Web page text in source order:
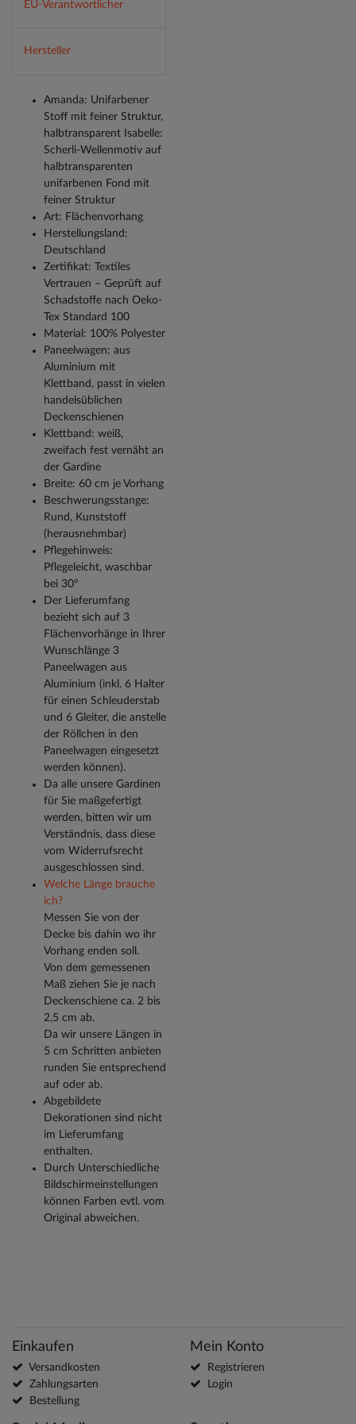
EU-Verantwortlicher
Hersteller
Amanda: Unifarbener
Stoff mit feiner Struktur,
halbtransparent Isabelle:
Scherli-Wellenmotiv auf
halbtransparenten
unifarbenen Fond mit
feiner Struktur
Art: Flächenvorhang
Herstellungsland:
Deutschland
Zertifikat: Textiles
Vertrauen – Geprüft auf
Schadstoffe nach Oeko-
Tex Standard 100
Material: 100% Polyester
Paneelwagen: aus
Aluminium mit
Klettband, passt in vielen
handelsüblichen
Deckenschienen
Klettband: weiß,
zweifach fest vernäht an
der Gardine
Breite: 60 cm je Vorhang
Beschwerungsstange:
Rund, Kunststoff
(herausnehmbar)
Pflegehinweis:
Pflegeleicht, waschbar
bei 30°
Der Lieferumfang
bezieht sich auf 3
Flächenvorhänge in Ihrer
Wunschlänge 3
Paneelwagen aus
Aluminium (inkl. 6 Halter
für einen Schleuderstab
und 6 Gleiter, die anstelle
der Röllchen in den
Paneelwagen eingesetzt
werden können).
Da alle unsere Gardinen
für Sie maßgefertigt
werden, bitten wir um
Verständnis, dass diese
vom Widerrufsrecht
ausgeschlossen sind.
Welche Länge brauche
ich?
Messen Sie von der
Decke bis dahin wo ihr
Vorhang enden soll.
Von dem gemessenen
Maß ziehen Sie je nach
Deckenschiene ca. 2 bis
2,5 cm ab.
Da wir unsere Längen in
5 cm Schritten anbieten
runden Sie entsprechend
auf oder ab.
Abgebildete
Dekorationen sind nicht
im Lieferumfang
enthalten.
Durch Unterschiedliche
Bildschirmeinstellungen
können Farben evtl. vom
Original abweichen.
Einkaufen
Versandkosten
Zahlungsarten
Bestellung
Mein Konto
Registrieren
Login